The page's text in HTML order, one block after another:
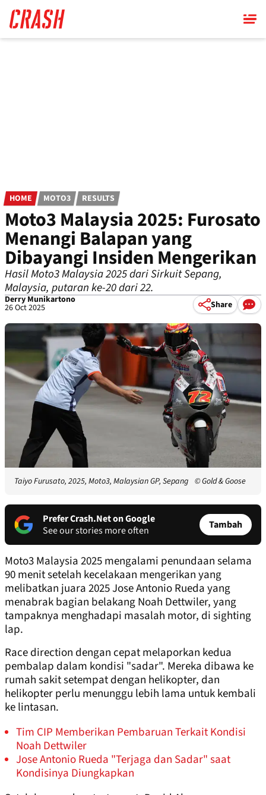
main
content
HOME MOTO3 RESULTS
Moto3 Malaysia 2025: Furosato
Menangi Balapan yang
Dibayangi Insiden Mengerikan
Hasil Moto3 Malaysia 2025 dari Sirkuit Sepang,
Malaysia, putaran ke-20 dari 22.
Derry Munikartono
26 Oct 2025 Share
Taiyo Furusato, 2025, Moto3, Malaysian GP, Sepang © Gold & Goose
Prefer Crash.Net on Google
See our stories more often
Tambah
Moto3 Malaysia 2025 mengalami penundaan selama
90 menit setelah kecelakaan mengerikan yang
melibatkan juara 2025 Jose Antonio Rueda yang
menabrak bagian belakang Noah Dettwiler, yang
tampaknya menghadapi masalah motor, di sighting
lap.
Race direction dengan cepat melaporkan kedua
pembalap dalam kondisi "sadar". Mereka dibawa ke
rumah sakit setempat dengan helikopter, dan
helikopter perlu menunggu lebih lama untuk kembali
ke lintasan.
Tim CIP Memberikan Pembaruan Terkait Kondisi
Noah Dettwiler
Jose Antonio Rueda "Terjaga dan Sadar" saat
Kondisinya Diungkapkan